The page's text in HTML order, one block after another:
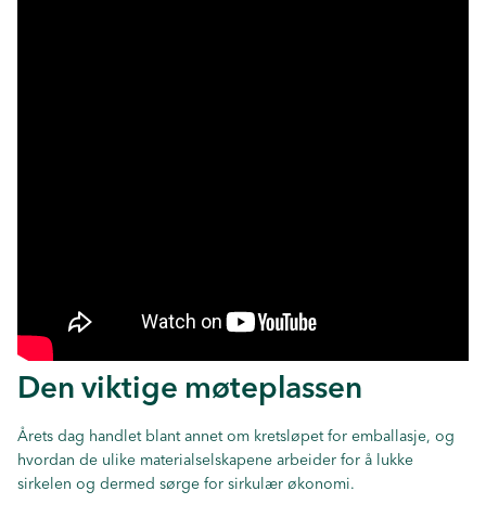
Den viktige møteplassen
Årets dag handlet blant annet om kretsløpet for emballasje, og
hvordan de ulike materialselskapene arbeider for å lukke
sirkelen og dermed sørge for sirkulær økonomi.